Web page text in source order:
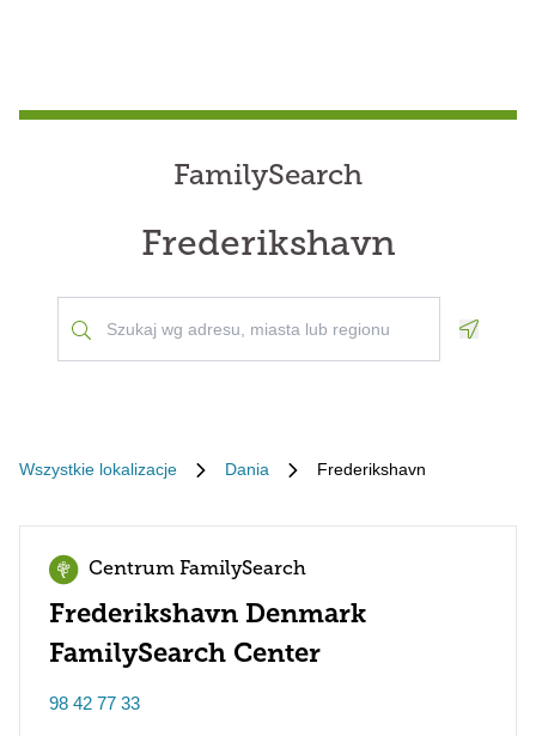
FamilySearch
Frederikshavn
Wszystkie lokalizacje Dania Frederikshavn
Centrum FamilySearch
Frederikshavn Denmark
FamilySearch Center
98 42 77 33